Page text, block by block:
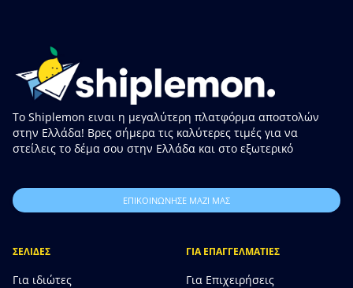
Το Shiplemon ειναι η μεγαλύτερη πλατφόρμα αποστολών
στην Ελλάδα! Βρες σήμερα τις καλύτερες τιμές για να
στείλεις το δέμα σου στην Ελλάδα και στο εξωτερικό
ΕΠΙΚΟΙΝΩΝΗΣΕ ΜΑΖΙ ΜΑΣ
ΣΕΛΙΔΕΣ
Για ιδιώτες
ΓΙΑ ΕΠΑΓΓΕΛΜΑΤΙΕΣ
Για Επιχειρήσεις